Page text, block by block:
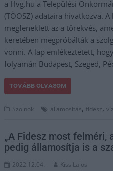
a Hvg.hu a Települési
(TÖOSZ) adataira hivatkozva.
megfeneklett az a törekvés,
keretében megpróbálták a
vonni. A lap emlékeztetett,
folyamán Budapest, Szeged,
TOVÁBB OLVASOM
Szolnok államosítás, fidesz,
„A Fidesz most felméri,
pedig államosítja is a
2022.12.04. Kiss Lajos